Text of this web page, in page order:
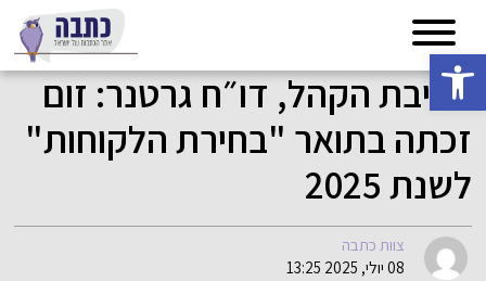
פתח סרגל נגישות
חביבת הקהל, דו״ח גרטנר: זום
זכתה בתואר "בחירת הלקוחות"
לשנת 2025
צוות כתבה
08 יולי, 2025 13:25